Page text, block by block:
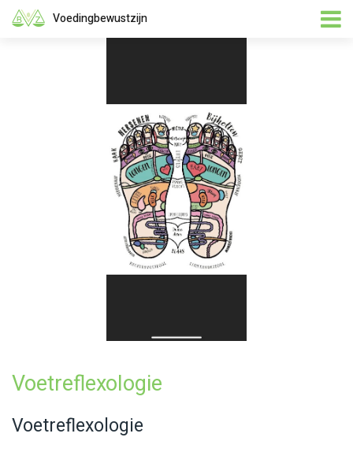
Voedingbewustzijn
Voetreflexologie
Voetreflexologie